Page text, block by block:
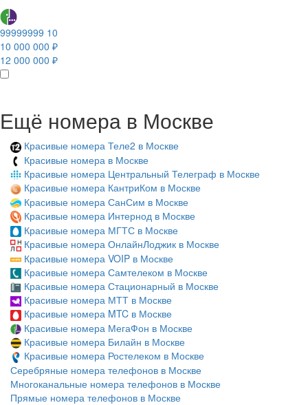
99999999 10
10 000 000 ₽
12 000 000 ₽
Ещё номера в Москве
Красивые номера Теле2 в Москве
Красивые номера в Москве
Красивые номера Центральный Телеграф в Москве
Красивые номера КантриКом в Москве
Красивые номера СанСим в Москве
Красивые номера Интернод в Москве
Красивые номера МГТС в Москве
Красивые номера ОнлайнЛоджик в Москве
Красивые номера VOIP в Москве
Красивые номера Самтелеком в Москве
Красивые номера Стационарный в Москве
Красивые номера МТТ в Москве
Красивые номера MTC в Москве
Красивые номера МегаФон в Москве
Красивые номера Билайн в Москве
Красивые номера Ростелеком в Москве
Серебряные номера телефонов в Москве
Многоканальные номера телефонов в Москве
Прямые номера телефонов в Москве